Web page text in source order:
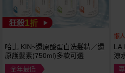
狂殺1折
哈比 KIN~還原酸蛋白洗髮精／還
原護髮素(750ml)多款可選
全年最低
懶
LA
涼